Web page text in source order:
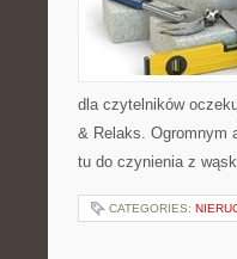
dla czytelników
& Relaks. Ogromnym
tu do czynienia z
CATEGORIES: